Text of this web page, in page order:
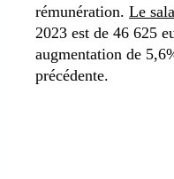
rémunération. Le
2023 est de 46 625
augmentation de
précédente.